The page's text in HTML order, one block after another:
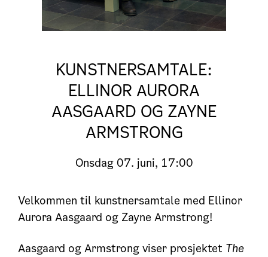
KUNSTNERSAMTALE:
ELLINOR AURORA
AASGAARD OG ZAYNE
ARMSTRONG
Onsdag07. juni, 17:00
Velkommen til kunstnersamtale med Ellinor
Aurora Aasgaard og Zayne Armstrong!
Aasgaard og Armstrong viser prosjektet The